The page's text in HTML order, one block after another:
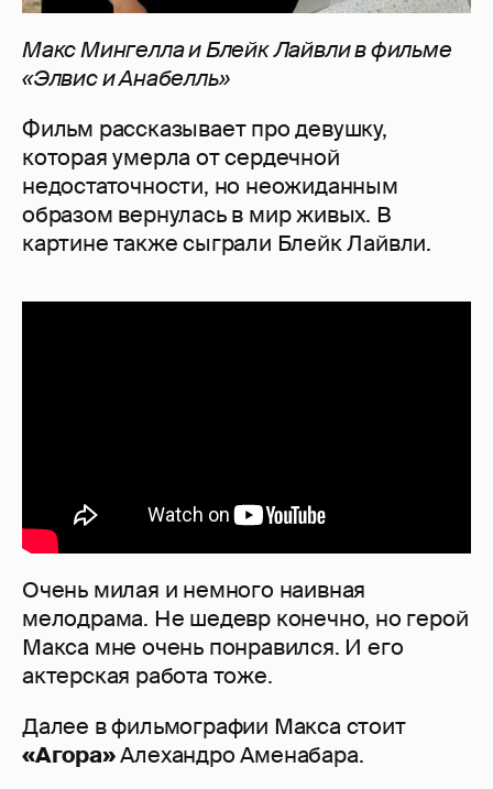
Макс Мингелла и Блейк Лайвли в фильме
«Элвис и Анабелль»
Фильм рассказывает про девушку,
которая умерла от сердечной
недостаточности, но неожиданным
образом вернулась в мир живых. В
картине также сыграли Блейк Лайвли.
Очень милая и немного наивная
мелодрама. Не шедевр конечно, но герой
Макса мне очень понравился. И его
актерская работа тоже.
Далее в фильмографии Макса стоит
«Агора»Алехандро Аменабара.